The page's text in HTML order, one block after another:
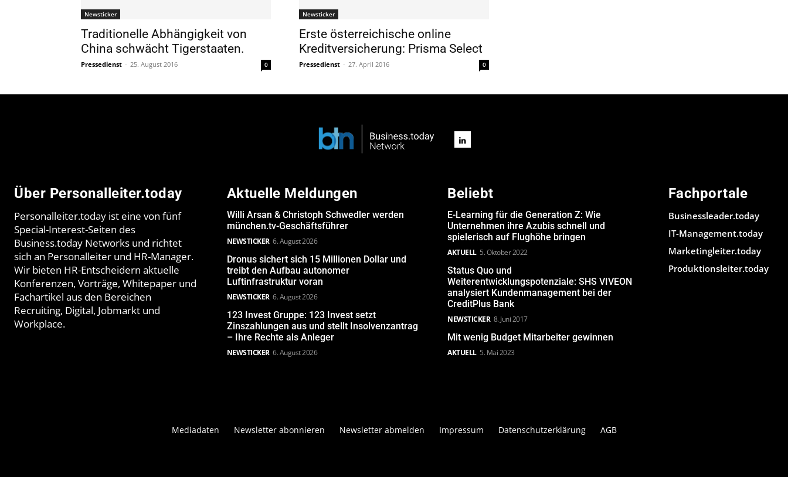
Newsticker
Traditionelle Abhängigkeit von
China schwächt Tigerstaaten.
Pressedienst - 25. August 2016 0
Newsticker
Erste österreichische online
Kreditversicherung: Prisma Select
Pressedienst - 27. April 2016 0
Über Personalleiter.today
Personalleiter.today ist eine von fünf
Special-Interest-Seiten des
Business.today Networks und richtet
sich an Personalleiter und HR-Manager.
Wir bieten HR-Entscheidern aktuelle
Konferenzen, Vorträge, Whitepaper und
Fachartikel aus den Bereichen
Recruiting, Digital, Jobmarkt und
Workplace.
Aktuelle Meldungen
Willi Arsan & Christoph Schwedler werden
münchen.tv-Geschäftsführer
NEWSTICKER 6. August 2026
Dronus sichert sich 15 Millionen Dollar und
treibt den Aufbau autonomer
Luftinfrastruktur voran
NEWSTICKER 6. August 2026
123 Invest Gruppe: 123 Invest setzt
Zinszahlungen aus und stellt Insolvenzantrag
– Ihre Rechte als Anleger
NEWSTICKER 6. August 2026
Beliebt
E-Learning für die Generation Z: Wie
Unternehmen ihre Azubis schnell und
spielerisch auf Flughöhe bringen
AKTUELL 5. Oktober 2022
Status Quo und
Weiterentwicklungspotenziale: SHS VIVEON
analysiert Kundenmanagement bei der
CreditPlus Bank
NEWSTICKER 8. Juni 2017
Mit wenig Budget Mitarbeiter gewinnen
AKTUELL 5. Mai 2023
Fachportale
Businessleader.today
IT-Management.today
Marketingleiter.today
Produktionsleiter.today
Mediadaten Newsletter abonnieren Newsletter abmelden Impressum Datenschutzerklärung AGB